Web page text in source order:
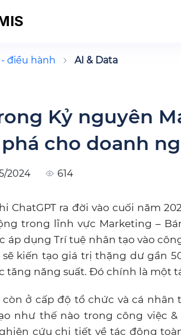
điều hành AI & Data
Kỷ nguyên
cho doanh
2024 614
ChatGPT ra đời vào cuối năm
trong lĩnh vực Marketing –
áp dụng Trí tuệ nhân tạo vào
sẽ kiến tạo giá trị thặng dư gần
tăng năng suất. Đó chính là một
ở cấp độ tổ chức và cá
như thế nào trong công việc &
cứu chi tiết về tác động